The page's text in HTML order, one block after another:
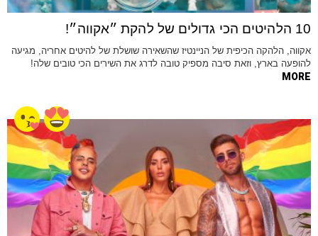
10 הלהיטים הכי גדולים של להקת ״אקווה״!
אקווה, הלהקה הכיפית של הניינטיז שהשאירה שושלת של להיטים אחריה, מגיעה
להופעה בארץ, וזאת סיבה מספיק טובה לדרג את השירים הכי טובים שלה!
MORE